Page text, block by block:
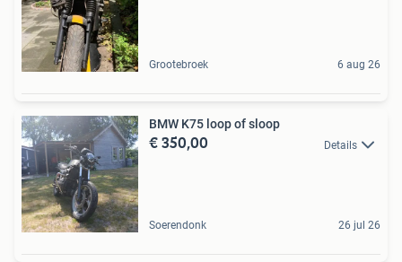
Grootebroek 6 aug 26
BMW K75 loop of sloop
€ 350,00 Details
Soerendonk 26 jul 26